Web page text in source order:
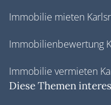
Immobilie mieten
Immobilienbewertung
Immobilie vermieten
Diese Themen